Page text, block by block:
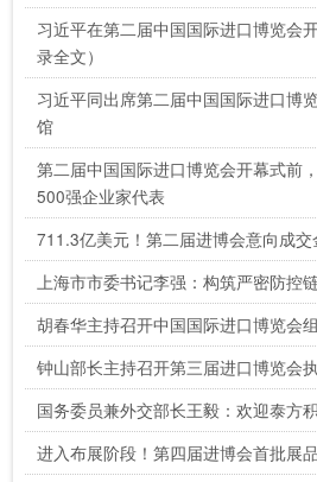
习近平在第二届中国国际进口博览会
录全文）
习近平同出席第二届中国国际进口博
馆
第二届中国国际进口博览会开幕式前
500强企业家代表
711.3亿美元！第二届进博会意向成
上海市市委书记李强：构筑严密防控
胡春华主持召开中国国际进口博览会
钟山部长主持召开第三届进口博览会
国务委员兼外交部长王毅：欢迎泰方
进入布展阶段！第四届进博会首批展